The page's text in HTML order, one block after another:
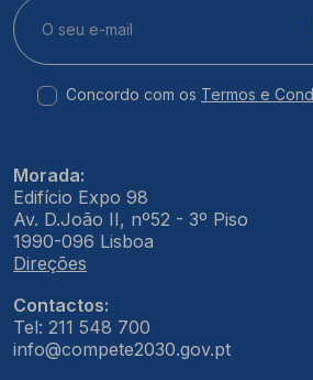
Concordo com os Termos e
Morada:
Edifício Expo 98
Av. D.João II, nº52 - 3º Piso
1990-096 Lisboa
Direções
Contactos:
Tel: 211 548 700
info@compete2030.gov.pt